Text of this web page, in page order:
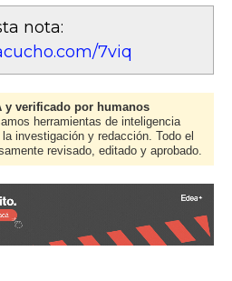
nota:
7viq
y verificado por humanos
herramientas de inteligencia
investigación y redacción. Todo el
revisado, editado y aprobado.